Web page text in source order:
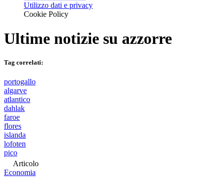
Utilizzo dati e privacy
Cookie Policy
Ultime notizie su azzorre
Tag correlati:
portogallo
algarve
atlantico
dahlak
faroe
flores
islanda
lofoten
pico
Articolo
Economia